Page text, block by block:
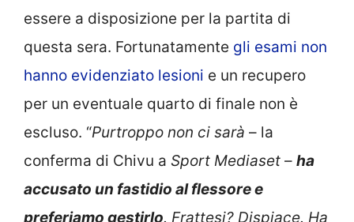
essere a disposizione per la partita di
questa sera. Fortunatamente gli esami non
hanno evidenziato lesioni e un recupero
per un eventuale quarto di finale non è
escluso. “Purtroppo non ci sarà – la
conferma di Chivu a Sport Mediaset – ha
accusato un fastidio al flessore e
preferiamo gestirlo. Frattesi? Dispiace. Ha